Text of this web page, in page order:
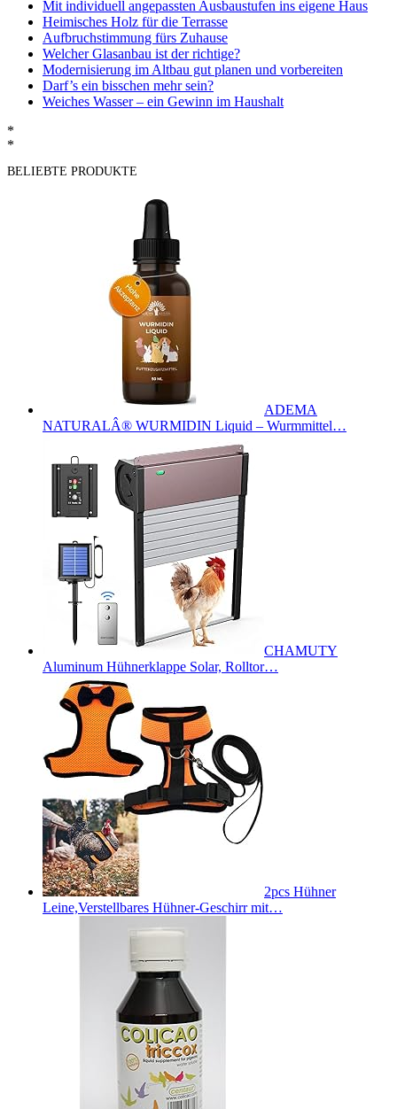
Mit individuell angepassten Ausbaustufen ins eigene Haus
Heimisches Holz für die Terrasse
Aufbruchstimmung fürs Zuhause
Welcher Glasanbau ist der richtige?
Modernisierung im Altbau gut planen und vorbereiten
Darf’s ein bisschen mehr sein?
Weiches Wasser – ein Gewinn im Haushalt
*
*
BELIEBTE PRODUKTE
ADEMA
NATURALÂ® WURMIDIN Liquid – Wurmmittel…
CHAMUTY
Aluminum Hühnerklappe Solar, Rolltor…
2pcs Hühner
Leine,Verstellbares Hühner-Geschirr mit…